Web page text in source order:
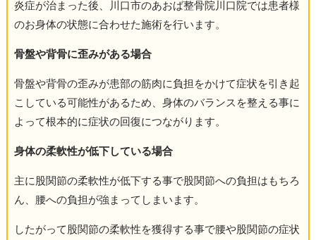
炎症が治まった後、川口市のあおば整骨院川口院では患者様
のお身体の状態に合わせた施術を行います。
骨盤や背骨に歪みがある場合
骨盤や背骨の歪みが患部の筋肉に負担をかけて症状を引き起
こしている可能性があるため、身体のバランスを整える事に
よって根本的に症状の回復につながります。
身体の柔軟性が低下している場合
主に股関節の柔軟性が低下する事で股関節への負担はもちろ
ん、腰への負担が強まってしまいます。
したがって股関節の柔軟性を獲得する事で腰や股関節の症状